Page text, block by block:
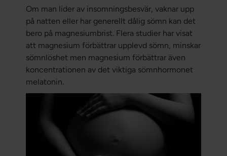
Om man lider av insomningsbesvär, vaknar upp
på natten eller har generellt dålig sömn kan det
bero på magnesiumbrist. Flera studier har visat
att magnesium förbättrar upplevd sömn, minskar
sömnlöshet men magnesium förbättrar även
koncentrationen av det viktiga sömnhormonet
melatonin.